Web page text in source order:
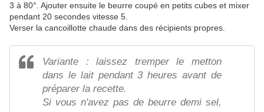
3 à 80°. Ajouter ensuite le beurre coupé en petits cubes et mixer
pendant 20 secondes vitesse 5.
Verser la cancoillotte chaude dans des récipients propres.
Variante : laissez tremper le metton
dans le lait pendant 3 heures avant de
préparer la recette.
Si vous n'avez pas de beurre demi sel,